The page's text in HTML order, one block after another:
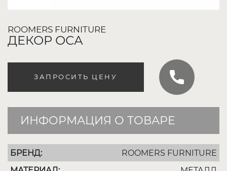
ROOMERS FURNITURE
ДЕКОР ОСА
ЗАПРОСИТЬ ЦЕНУ
ИНФОРМАЦИЯ О ТОВАРЕ
БРЕНД:
ROOMERS FURNITURE